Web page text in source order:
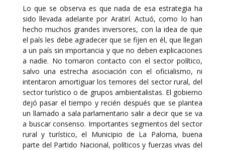
Lo que se observa es que nada de esa estrategia ha
sido llevada adelante por Aratirí. Actuó, como lo han
hecho muchos grandes inversores, con la idea de que
el país les debe agradecer que se fijen en él, que llegan
a un país sin importancia y que no deben explicaciones
a nadie. No tomaron contacto con el sector político,
salvo una estrecha asociación con el oficialismo, ni
intentaron amortiguar los temores del sector rural, del
sector turístico o de grupos ambientalistas. El gobierno
dejó pasar el tiempo y recién después que se plantea
un llamado a sala parlamentario salir a decir que se va
a buscar consenso. Importantes segmentos del sector
rural y turístico, el Municipio de La Paloma, buena
parte del Partido Nacional, políticos y fuerzas vivas del